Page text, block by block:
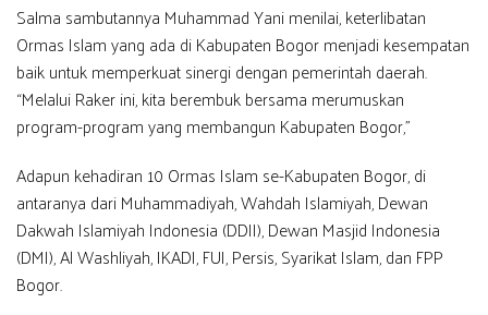
Salma sambutannya Muhammad Yani menilai, keterlibatan
Ormas Islam yang ada di Kabupaten Bogor menjadi kesempatan
baik untuk memperkuat sinergi dengan pemerintah daerah.
“Melalui Raker ini, kita berembuk bersama merumuskan
program-program yang membangun Kabupaten Bogor,”
Adapun kehadiran 10 Ormas Islam se-Kabupaten Bogor, di
antaranya dari Muhammadiyah, Wahdah Islamiyah, Dewan
Dakwah Islamiyah Indonesia (DDII), Dewan Masjid Indonesia
(DMI), Al Washliyah, IKADI, FUI, Persis, Syarikat Islam, dan FPP
Bogor.